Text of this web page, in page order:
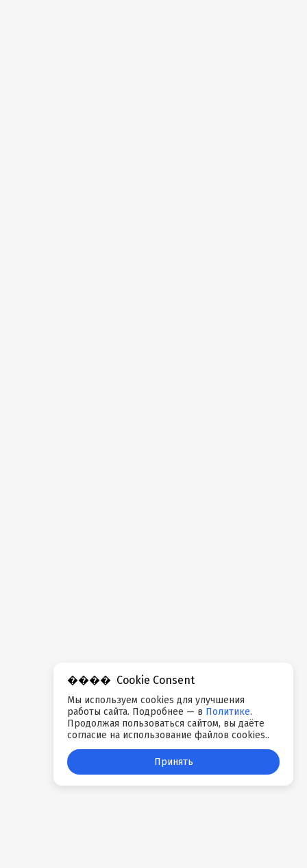
Cookie Consent
Мы используем cookies для улучшения
работы сайта. Подробнее — в Политике.
Продолжая пользоваться сайтом, вы даёте
согласие на использование файлов cookies..
Принять